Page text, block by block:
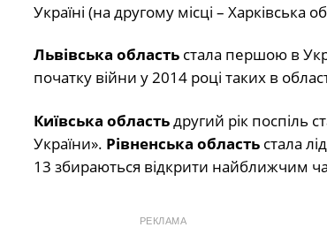
Україні (на другому місці – Харківська
Львівська областьстала першою в
початку війни у 2014 році таких в
Київська областьдругий рік поспіль
України». Рівненська областьстала
13 збираються відкрити найближчим
РЕКЛАМА